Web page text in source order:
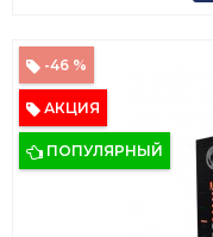
-46 %
АКЦИЯ
ПОПУЛЯРНЫЙ